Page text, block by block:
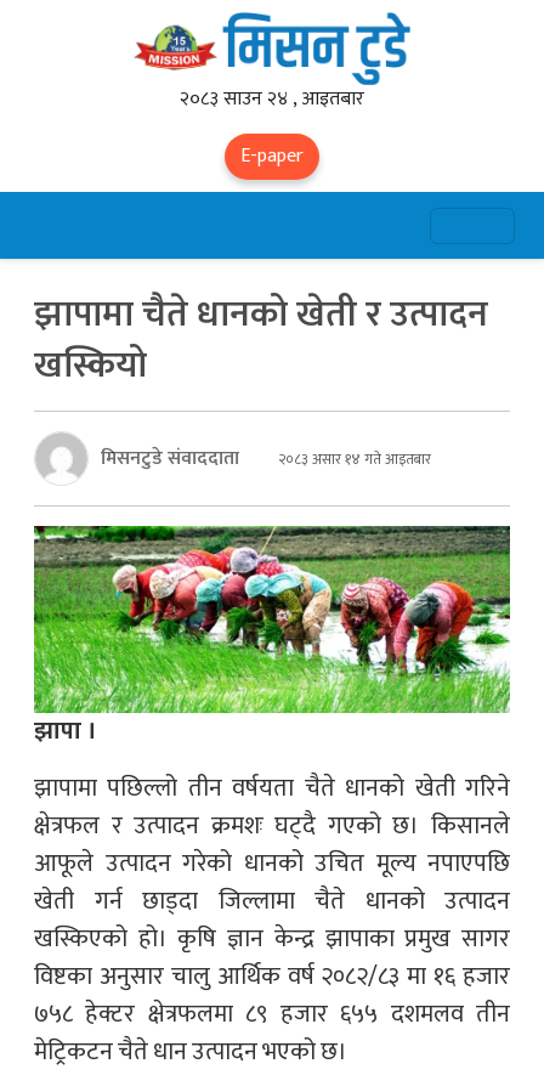
२०८३ साउन २४ , आइतबार
E-paper
झापामा चैते धानको खेती र उत्पादन
खस्कियो
मिसनटुडे संवाददाता २०८३ असार १४ गते आइतबार
झापा ।
झापामा पछिल्लो तीन वर्षयता चैते धानको खेती गरिने
क्षेत्रफल र उत्पादन क्रमशः घट्दै गएको छ। किसानले
आफूले उत्पादन गरेको धानको उचित मूल्य नपाएपछि
खेती गर्न छाड्दा जिल्लामा चैते धानको उत्पादन
खस्किएको हो। कृषि ज्ञान केन्द्र झापाका प्रमुख सागर
विष्टका अनुसार चालु आर्थिक वर्ष २०८२/८३ मा १६ हजार
७५८ हेक्टर क्षेत्रफलमा ८९ हजार ६५५ दशमलव तीन
मेट्रिकटन चैते धान उत्पादन भएको छ।